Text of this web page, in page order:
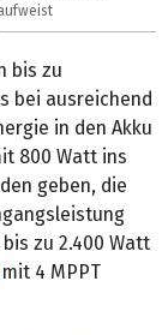
bis zu
bei ausreichend
in den Akku
800 Watt ins
geben, die
zu 2.400 Watt
mit 4 MPPT